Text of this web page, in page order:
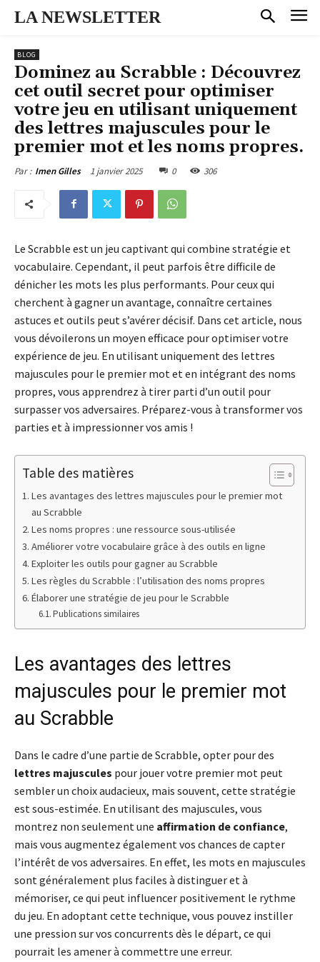
LA NEWSLETTER
BLOG
Dominez au Scrabble : Découvrez
cet outil secret pour optimiser
votre jeu en utilisant uniquement
des lettres majuscules pour le
premier mot et les noms propres.
Par : Imen Gilles 1 janvier 2025 0 306
Le Scrabble est un jeu captivant qui combine stratégie et
vocabulaire. Cependant, il peut parfois être difficile de
dénicher les mots les plus performants. Pour ceux qui
cherchent à gagner un avantage, connaître certaines
astuces et outils peut s’avérer décisif. Dans cet article, nous
vous dévoilerons un moyen efficace pour optimiser votre
expérience de jeu. En utilisant uniquement des lettres
majuscules pour le premier mot et en intégrant des noms
propres, vous apprendrez à tirer parti d’un outil pour
surpasser vos adversaires. Préparez-vous à transformer vos
parties et à impressionner vos amis !
Table des matières
Les avantages des lettres majuscules pour le premier mot
au Scrabble
Les noms propres : une ressource sous-utilisée
Améliorer votre vocabulaire grâce à des outils en ligne
Exploiter les outils pour gagner au Scrabble
Les règles du Scrabble : l’utilisation des noms propres
Élaborer une stratégie de jeu pour le Scrabble
Publications similaires
Les avantages des lettres
majuscules pour le premier mot
au Scrabble
Dans le cadre d’une partie de Scrabble, opter pour des
lettres majuscules pour jouer votre premier mot peut
sembler un choix audacieux, mais souvent, cette stratégie
est sous-estimée. En utilisant des majuscules, vous
montrez non seulement une affirmation de confiance,
mais vous augmentez également vos chances de capter
l’intérêt de vos adversaires. En effet, les mots en majuscules
sont généralement plus faciles à distinguer et à
mémoriser, ce qui peut influencer positivement le rythme
du jeu. En adoptant cette technique, vous pouvez instiller
une pression sur vos concurrents dès le départ, ce qui
pourrait les amener à commettre une erreur.